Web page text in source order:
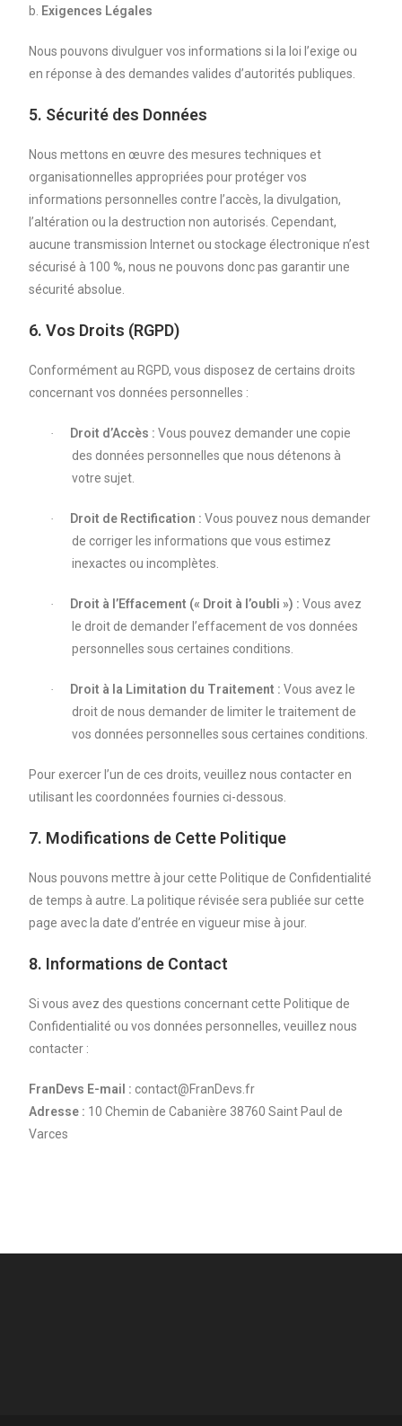
b. Exigences Légales
Nous pouvons divulguer vos informations si la loi l’exige ou
en réponse à des demandes valides d’autorités publiques.
5. Sécurité des Données
Nous mettons en œuvre des mesures techniques et
organisationnelles appropriées pour protéger vos
informations personnelles contre l’accès, la divulgation,
l’altération ou la destruction non autorisés. Cependant,
aucune transmission Internet ou stockage électronique n’est
sécurisé à 100 %, nous ne pouvons donc pas garantir une
sécurité absolue.
6. Vos Droits (RGPD)
Conformément au RGPD, vous disposez de certains droits
concernant vos données personnelles :
· Droit d’Accès : Vous pouvez demander une copie
des données personnelles que nous détenons à
votre sujet.
· Droit de Rectification : Vous pouvez nous demander
de corriger les informations que vous estimez
inexactes ou incomplètes.
· Droit à l’Effacement (« Droit à l’oubli ») : Vous avez
le droit de demander l’effacement de vos données
personnelles sous certaines conditions.
· Droit à la Limitation du Traitement : Vous avez le
droit de nous demander de limiter le traitement de
vos données personnelles sous certaines conditions.
Pour exercer l’un de ces droits, veuillez nous contacter en
utilisant les coordonnées fournies ci-dessous.
7. Modifications de Cette Politique
Nous pouvons mettre à jour cette Politique de Confidentialité
de temps à autre. La politique révisée sera publiée sur cette
page avec la date d’entrée en vigueur mise à jour.
8. Informations de Contact
Si vous avez des questions concernant cette Politique de
Confidentialité ou vos données personnelles, veuillez nous
contacter :
FranDevs E-mail : contact@FranDevs.fr
Adresse : 10 Chemin de Cabanière 38760 Saint Paul de
Varces